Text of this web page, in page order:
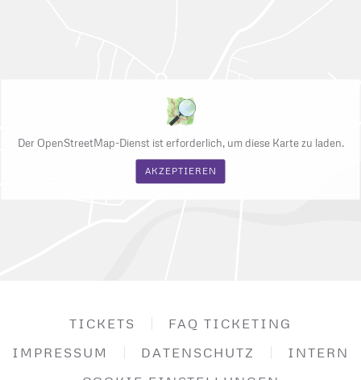
Der OpenStreetMap-Dienst ist erforderlich, um diese Karte zu laden.
AKZEPTIEREN
TICKETS
FAQ TICKETING
IMPRESSUM
DATENSCHUTZ
INTERN